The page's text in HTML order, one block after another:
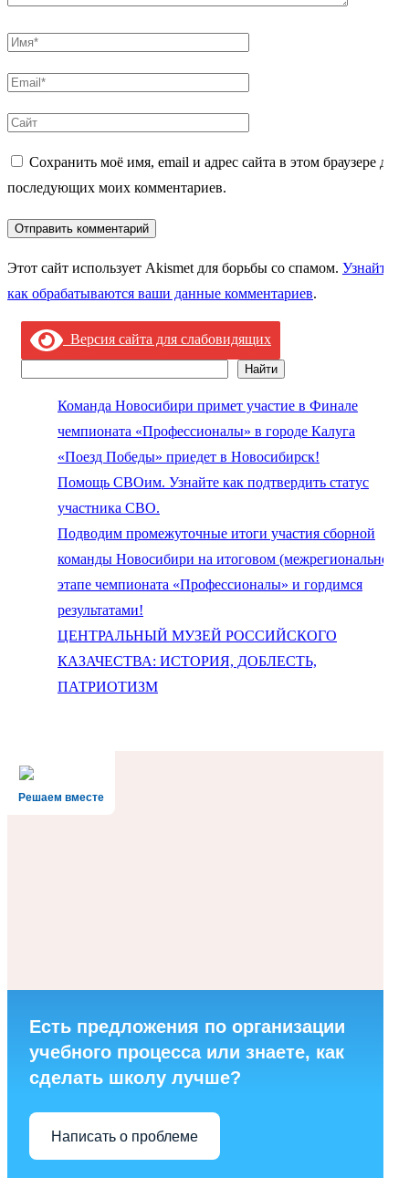
Имя*
Email*
Сайт
Сохранить моё имя, email и адрес сайта в этом браузере для
последующих моих комментариев.
Этот сайт использует Akismet для борьбы со спамом. Узнайте,
как обрабатываются ваши данные комментариев.
Версия сайта для слабовидящих
Найти
Команда Новосибири примет участие в Финале
чемпионата «Профессионалы» в городе Калуга
«Поезд Победы» приедет в Новосибирск!
Помощь СВОим. Узнайте как подтвердить статус
участника СВО.
Подводим промежуточные итоги участия сборной
команды Новосибири на итоговом (межрегиональном)
этапе чемпионата «Профессионалы» и гордимся
результатами!
ЦЕНТРАЛЬНЫЙ МУЗЕЙ РОССИЙСКОГО
КАЗАЧЕСТВА: ИСТОРИЯ, ДОБЛЕСТЬ,
ПАТРИОТИЗМ
Решаем вместе
Есть предложения по организации
учебного процесса или знаете, как
сделать школу лучше?
Написать о проблеме